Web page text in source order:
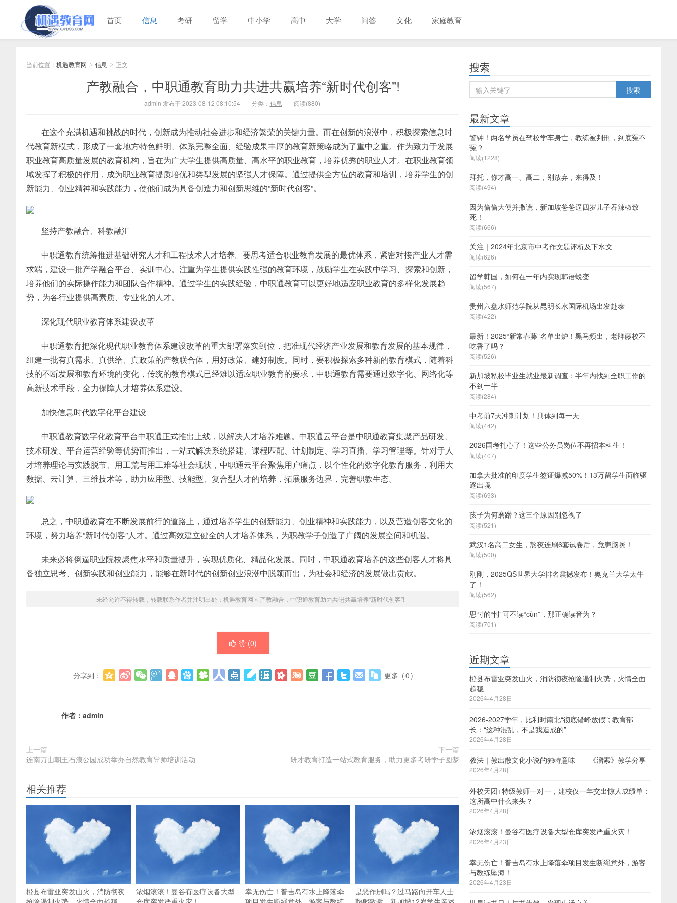
首页 信息 考研 留学 中小学 高中 大学 问答 文化 家庭教育
当前位置： 机遇教育网 > 信息 > 正文
产教融合，中职通教育助力共进共赢培养“新时代创客”!
admin 发布于 2023-08-12 08:10:54 分类： 信息 阅读(880)
在这个充满机遇和挑战的时代，创新成为推动社会进步和经济繁荣的关键力量。而在创新的浪潮中，积极探索信息时
代教育新模式，形成了一套地方特色鲜明、体系完整全面、经验成果丰厚的教育新策略成为了重中之重。作为致力于发展
职业教育高质量发展的教育机构，旨在为广大学生提供高质量、高水平的职业教育，培养优秀的职业人才。在职业教育领
域发挥了积极的作用，成为职业教育提质培优和类型发展的坚强人才保障。通过提供全方位的教育和培训，培养学生的创
新能力、创业精神和实践能力，使他们成为具备创造力和创新思维的”新时代创客”。
坚持产教融合、科教融汇
中职通教育统筹推进基础研究人才和工程技术人才培养。要思考适合职业教育发展的最优体系，紧密对接产业人才需
求端，建设一批产学融合平台、实训中心。注重为学生提供实践性强的教育环境，鼓励学生在实践中学习、探索和创新，
培养他们的实际操作能力和团队合作精神。通过学生的实践经验，中职通教育可以更好地适应职业教育的多样化发展趋
势，为各行业提供高素质、专业化的人才。
深化现代职业教育体系建设改革
中职通教育把深化现代职业教育体系建设改革的重大部署落实到位，把准现代经济产业发展和教育发展的基本规律，
组建一批有真需求、真供给、真政策的产教联合体，用好政策、建好制度。同时，要积极探索多种新的教育模式，随着科
技的不断发展和教育环境的变化，传统的教育模式已经难以适应职业教育的要求，中职通教育需要通过数字化、网络化等
高新技术手段，全力保障人才培养体系建设。
加快信息时代数字化平台建设
中职通教育数字化教育平台中职通正式推出上线，以解决人才培养难题。中职通云平台是中职通教育集聚产品研发、
技术研发、平台运营经验等优势而推出，一站式解决系统搭建、课程匹配、计划制定、学习直播、学习管理等。针对于人
才培养理论与实践脱节、用工荒与用工难等社会现状，中职通云平台聚焦用户痛点，以个性化的数字化教育服务，利用大
数据、云计算、三维技术等，助力应用型、技能型、复合型人才的培养，拓展服务边界，完善职教生态。
总之，中职通教育在不断发展前行的道路上，通过培养学生的创新能力、创业精神和实践能力，以及营造创客文化的
环境，努力培养”新时代创客”人才。通过高效建立健全的人才培养体系，为职教学子创造了广阔的发展空间和机遇。
未来必将倒逼职业院校聚焦水平和质量提升，实现优质化、精品化发展。同时，中职通教育培养的这些创客人才将具
备独立思考、创新实践和创业能力，能够在新时代的创新创业浪潮中脱颖而出，为社会和经济的发展做出贡献。
未经允许不得转载，转载联系作者并注明出处： 机遇教育网 » 产教融合，中职通教育助力共进共赢培养“新时代创客”!
赞 (0)
分享到： 更多 (0)
作者： admin
上一篇
连南万山朝王石漠公园成功举办自然教育导师培训活动
下一篇
研才教育打造一站式教育服务，助力更多考研学子圆梦
相关推荐
橙县布雷亚突发山火，消防彻夜
浓烟滚滚！曼谷有医疗设备大型
幸无伤亡！普吉岛有水上降落伞
是恶作剧吗？过马路向开车人士
搜索
最新文章
警钟！两名学员在驾校学车身亡，教练被判刑，到底冤不
冤？
阅读(1228)
拜托，你才高一、高二，别放弃，来得及！
阅读(494)
因为偷偷大便并撒谎，新加坡爸爸逼四岁儿子吞辣椒致
死！
阅读(666)
​关注｜2024年北京市中考作文题评析及下水文
阅读(626)
留学韩国，如何在一年内实现韩语蜕变
阅读(567)
贵州六盘水师范学院从昆明长水国际机场出发赴泰
阅读(422)
最新！2025“新常春藤”名单出炉！黑马频出，老牌藤校不
吃香了吗？
阅读(526)
新加坡私校毕业生就业最新调查：半年内找到全职工作的
不到一半
阅读(284)
中考前7天冲刺计划！具体到每一天
阅读(442)
2026国考扎心了！这些公务员岗位不再招本科生！
阅读(407)
加拿大批准的印度学生签证爆减50%！13万留学生面临驱
逐出境
阅读(693)
孩子为何磨蹭？这三个原因别忽视了
阅读(521)
武汉1名高二女生，熬夜连刷6套试卷后，竟患脑炎！
阅读(500)
刚刚，2025QS世界大学排名震撼发布！奥克兰大学太牛
了！
阅读(562)
思忖的“忖”可不读“cùn”，那正确读音为？
阅读(701)
近期文章
橙县布雷亚突发山火，消防彻夜抢险遏制火势，火情全面
趋稳
2026年4月28日
2026-2027学年，比利时南北“彻底错峰放假”; 教育部
长：“这种混乱，不是我造成的”
2026年4月28日
教法｜教出散文化小说的独特意味——《溜索》教学分享
2026年4月28日
外校天团+特级教师一对一，建校仅一年交出惊人成绩单：
这所高中什么来头？
2026年4月28日
浓烟滚滚！曼谷有医疗设备大型仓库突发严重火灾！
2026年4月23日
幸无伤亡！普吉岛有水上降落伞项目发生断绳意外，游客
与教练坠海！
2026年4月23日